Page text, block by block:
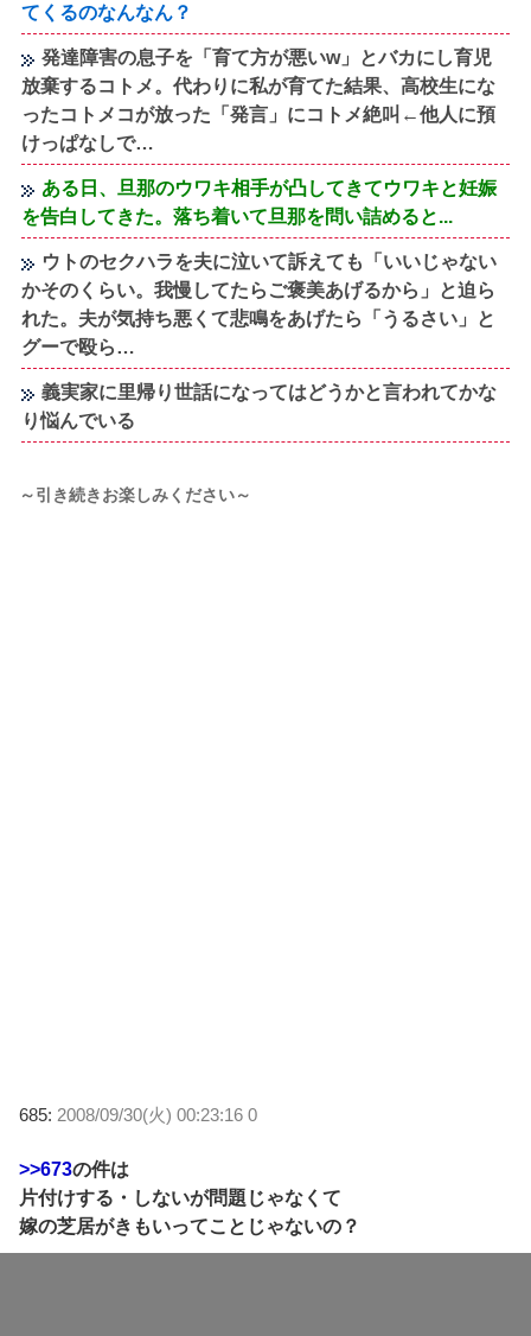
てくるのなんなん？
発達障害の息子を「育て方が悪いw」とバカにし育児
放棄するコトメ。代わりに私が育てた結果、高校生にな
ったコトメコが放った「発言」にコトメ絶叫←他人に預
けっぱなしで…
ある日、旦那のウワキ相手が凸してきてウワキと妊娠
を告白してきた。落ち着いて旦那を問い詰めると...
ウトのセクハラを夫に泣いて訴えても「いいじゃない
かそのくらい。我慢してたらご褒美あげるから」と迫ら
れた。夫が気持ち悪くて悲鳴をあげたら「うるさい」と
グーで殴ら…
義実家に里帰り世話になってはどうかと言われてかな
り悩んでいる
～引き続きお楽しみください～
685: 2008/09/30(火) 00:23:16 0
>>673の件は
片付けする・しないが問題じゃなくて
嫁の芝居がきもいってことじゃないの？